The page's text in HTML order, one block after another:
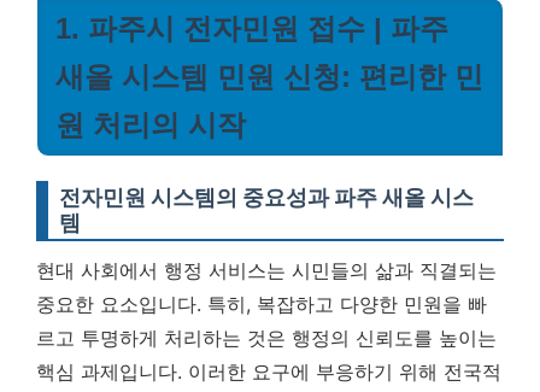
1. 파주시 전자민원 접수 | 파주
새올 시스템 민원 신청: 편리한 민
원 처리의 시작
전자민원 시스템의 중요성과 파주 새올 시스
템
현대 사회에서 행정 서비스는 시민들의 삶과 직결되는
중요한 요소입니다. 특히, 복잡하고 다양한 민원을 빠
르고 투명하게 처리하는 것은 행정의 신뢰도를 높이는
핵심 과제입니다. 이러한 요구에 부응하기 위해 전국적